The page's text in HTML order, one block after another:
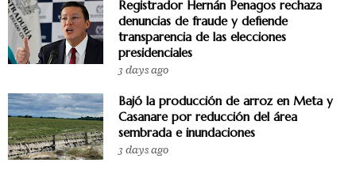
Registrador Hernán Penagos rechaza
denuncias de fraude y defiende
transparencia de las elecciones
presidenciales
3 days ago
Bajó la producción de arroz en Meta y
Casanare por reducción del área
sembrada e inundaciones
3 days ago